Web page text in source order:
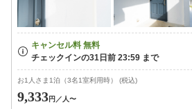
お1人さま1泊（3名1室利用時） (税込)
9,333円 ／人〜